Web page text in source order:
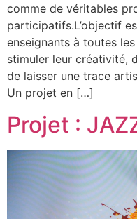
comme de véritables
participatifs.L’objectif
enseignants à toutes
stimuler leur créativité,
de laisser une trace
Un projet en […]
Projet :